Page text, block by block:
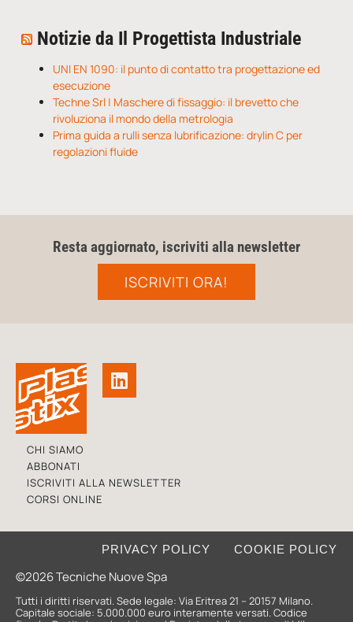
Notizie da Il Progettista Industriale
UNI EN 1090: il punto di contatto tra progettazione ed
esecuzione
Techne Srl | Maschere di fissaggio: il brevetto che
rivoluziona il mondo della metrologia
Prima guida a rulli senza lubrificazione: drylin C per
regolazioni fluide
Resta aggiornato, iscriviti alla newsletter
ISCRIVITI ORA!
CHI SIAMO
ABBONATI
ISCRIVITI ALLA NEWSLETTER
CORSI ONLINE
©2026 Tecniche Nuove Spa
PRIVACY POLICY COOKIE POLICY
Tutti i diritti riservati. Sede legale: Via Eritrea 21 – 20157 Milano.
Capitale sociale: 5.000.000 euro interamente versati. Codice